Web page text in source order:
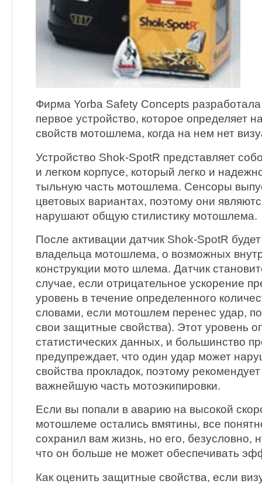
Фирма Yorba Safety Concepts
первое устройство, которое определяет
свойств мотошлема, когда на нем нет
Устройство Shok-SpotR представляет
и легком корпусе, который легко и
тыльную часть мотошлема. Сенсоры
цветовых вариантах, поэтому они
нарушают общую стилистику мотошлема.
После активации датчик Shok-SpotR
владельца мотошлема, о возможных
конструкции мото шлема. Датчик
случае, если отрицательное ускорение
уровень в течение определенного
словами, если мотошлем перенес удар,
свои защитные свойства). Этот уровень
статистических данных, и большинство
предупреждает, что один удар может
свойства прокладок, поэтому
важнейшую часть мотоэкипировки.
Если вы попали в аварию на высокой
мотошлеме остались вмятины, все
сохранил вам жизнь, но его, безусловно,
что он больше не может обеспечивать
Как оценить защитные свойства, если